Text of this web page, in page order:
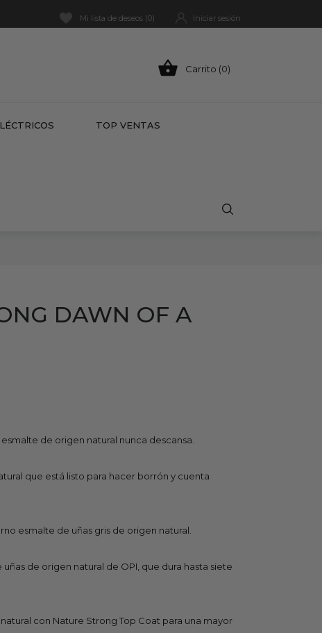
Mi lista de deseos (0) Iniciar sesión
 Carrito (0)
TOP VENTAS
DAWN OF A
de origen natural nunca descansa.
que está listo para hacer borrón y cuenta
esmalte de uñas gris de origen natural.
de origen natural de OPI, que dura hasta siete
con Nature Strong Top Coat para una mayor